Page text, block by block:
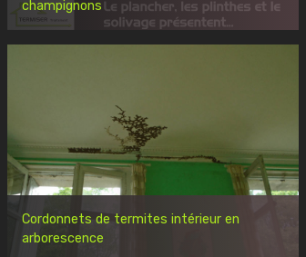
champignons
Cordonnets de termites intérieur en
arborescence